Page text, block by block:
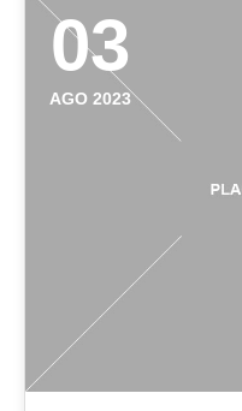
03
AGO 2023